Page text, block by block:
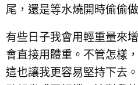
尾，還是等水燒開時偷偷
有些日子我會用輕重量來
會直接用體重。不管怎樣
這也讓我更容易堅持下去